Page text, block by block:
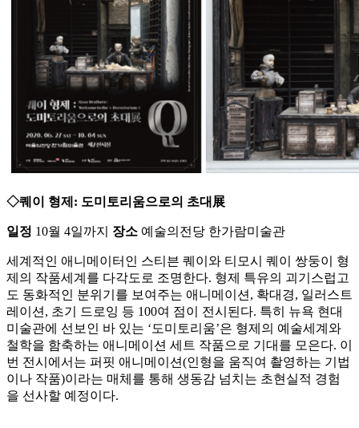
◇퀘이 형제: 도미토리움으로의 초대展
일정 10월 4일까지 장소 예술의전당 한가람미술관
세계적인 애니메이터인 스티븐 퀘이와 티모시 퀘이 쌍둥이 형
제의 작품세계를 다각도로 조명한다. 형제 특유의 괴기스럽고
도 동화적인 분위기를 보여주는 애니메이션, 확대경, 일러스트
레이션, 초기 드로잉 등 100여 점이 전시된다. 특히 뉴욕 현대
미술관에 선보인 바 있는 ‘도미토리움’은 형제의 예술세계와
철학을 함축하는 애니메이션 세트 작품으로 기대를 모은다. 이
번 전시에서는 퍼핏 애니메이션(인형을 움직여 촬영하는 기법
이나 작품)이라는 매체를 통해 생동감 넘치는 초현실적 경험
을 선사할 예정이다.